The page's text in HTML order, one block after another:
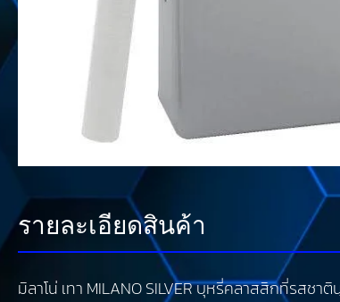
รายละเอียดสินค้า
มิลาโน่ เทา MILANO SILVER บุหรี่คลาสสิกที่รส